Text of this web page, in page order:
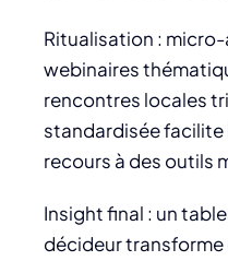
Ritualisation :
webinaires
rencontres locales
standardisée facilite
recours à des outils
Insight final : un
décideur transforme